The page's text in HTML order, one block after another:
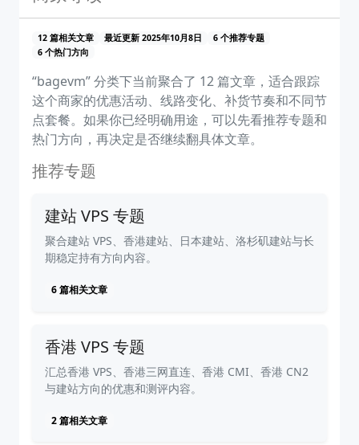
12 篇相关文章 最近更新 2025年10月8日
6 个推荐专题
6 个热门方向
“bagevm” 分类下当前聚合了 12 篇文章，适合跟踪
这个商家的优惠活动、线路变化、补货节奏和不同节
点套餐。如果你已经明确用途，可以先看推荐专题和
热门方向，再决定是否继续翻具体文章。
推荐专题
建站 VPS 专题
聚合建站 VPS、香港建站、日本建站、洛杉矶建站与长
期稳定持有方向内容。
6 篇相关文章
香港 VPS 专题
汇总香港 VPS、香港三网直连、香港 CMI、香港 CN2
与建站方向的优惠和测评内容。
2 篇相关文章